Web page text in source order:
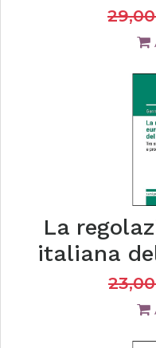
29,00
La
italiana
23,00